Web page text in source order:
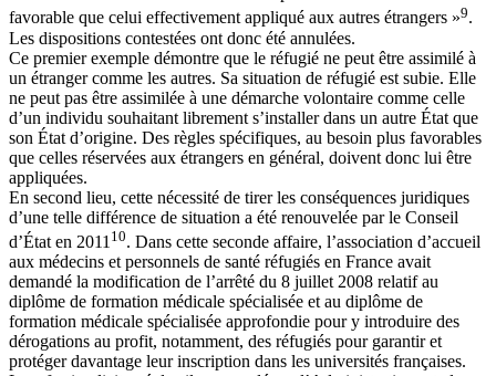
favorable que celui effectivement appliqué aux autres étrangers »9.
Les dispositions contestées ont donc été annulées.
Ce premier exemple démontre que le réfugié ne peut être assimilé à
un étranger comme les autres. Sa situation de réfugié est subie. Elle
ne peut pas être assimilée à une démarche volontaire comme celle
d’un individu souhaitant librement s’installer dans un autre État que
son État d’origine. Des règles spécifiques, au besoin plus favorables
que celles réservées aux étrangers en général, doivent donc lui être
appliquées.
En second lieu, cette nécessité de tirer les conséquences juridiques
d’une telle différence de situation a été renouvelée par le Conseil
d’État en 2011 10. Dans cette seconde affaire, l’association d’accueil
aux médecins et personnels de santé réfugiés en France avait
demandé la modification de l’arrêté du 8 juillet 2008 relatif au
diplôme de formation médicale spécialisée et au diplôme de
formation médicale spécialisée approfondie pour y introduire des
dérogations au profit, notamment, des réfugiés pour garantir et
protéger davantage leur inscription dans les universités françaises.